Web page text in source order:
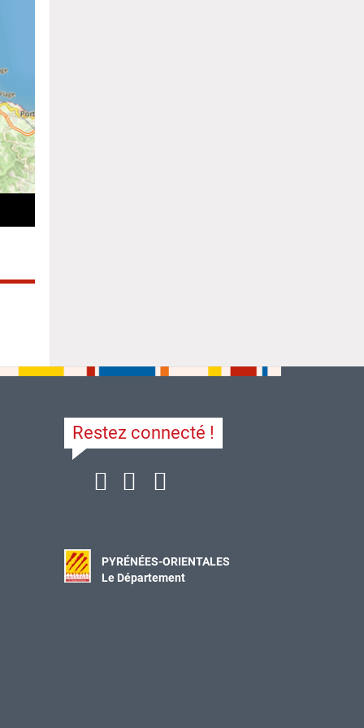
Restez connecté !
PYRÉNÉES-ORIENTALES
Le Département